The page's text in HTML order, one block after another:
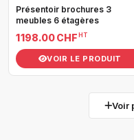
Présentoir brochures 3
meubles 6 étagères
1 198.00 CHF HT
VOIR LE PRODUIT
Voir